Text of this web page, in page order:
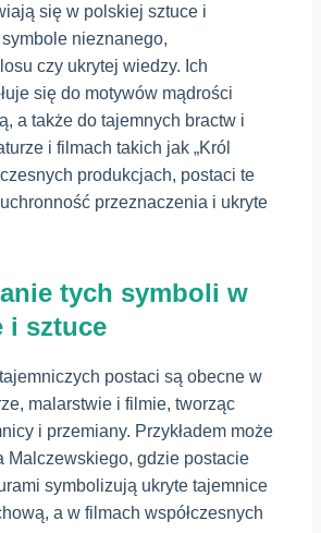
się w polskiej sztuce i
nieznanego,
czy ukrytej wiedzy. Ich
się do motywów mądrości
a także do tajemnych bractw i
i filmach takich jak „Król
produkcjach, postaci te
przeznaczenia i ukryte
tych symboli w
i sztuce
postaci są obecne w
malarstwie i filmie, tworząc
i przemiany. Przykładem może
Malczewskiego, gdzie postacie
symbolizują ukryte tajemnice
a w filmach współczesnych